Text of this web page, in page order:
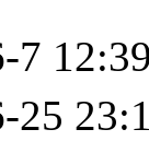
7
25